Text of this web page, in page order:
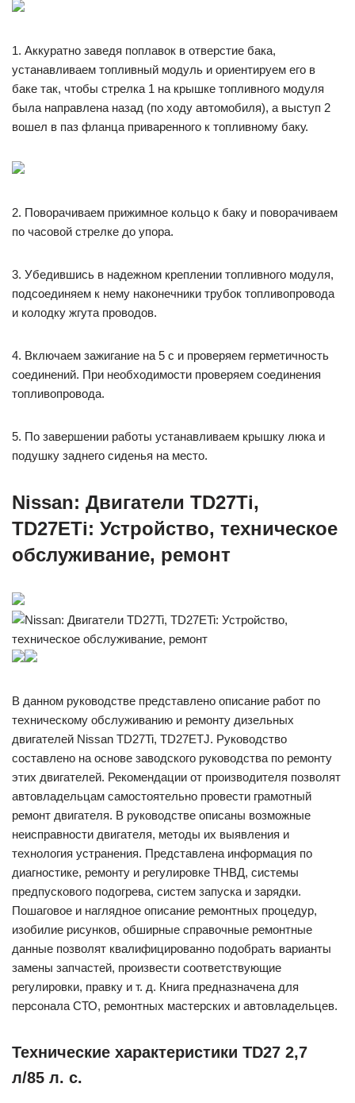
1. Аккуратно заведя поплавок в отверстие бака,
устанавливаем топливный модуль и ориентируем его в
баке так, чтобы стрелка 1 на крышке топливного модуля
была направлена назад (по ходу автомобиля), а выступ 2
вошел в паз фланца приваренного к топливному баку.
2. Поворачиваем прижимное кольцо к баку и поворачиваем
по часовой стрелке до упора.
3. Убедившись в надежном креплении топливного модуля,
подсоединяем к нему наконечники трубок топливопровода
и колодку жгута проводов.
4. Включаем зажигание на 5 с и проверяем герметичность
соединений. При необходимости проверяем соединения
топливопровода.
5. По завершении работы устанавливаем крышку люка и
подушку заднего сиденья на место.
Nissan: Двигатели TD27Ti,
TD27ETi: Устройство, техническое
обслуживание, ремонт
В данном руководстве представлено описание работ по
техническому обслуживанию и ремонту дизельных
двигателей Nissan TD27Ti, TD27ETJ. Руководство
составлено на основе заводского руководства по ремонту
этих двигателей. Рекомендации от производителя позволят
автовладельцам самостоятельно провести грамотный
ремонт двигателя. В руководстве описаны возможные
неисправности двигателя, методы их выявления и
технология устранения. Представлена информация по
диагностике, ремонту и регулировке ТНВД, системы
предпускового подогрева, систем запуска и зарядки.
Пошаговое и наглядное описание ремонтных процедур,
изобилие рисунков, обширные справочные ремонтные
данные позволят квалифицированно подобрать варианты
замены запчастей, произвести соответствующие
регулировки, правку и т. д. Книга предназначена для
персонала СТО, ремонтных мастерских и автовладельцев.
Технические характеристики TD27 2,7
л/85 л. с.